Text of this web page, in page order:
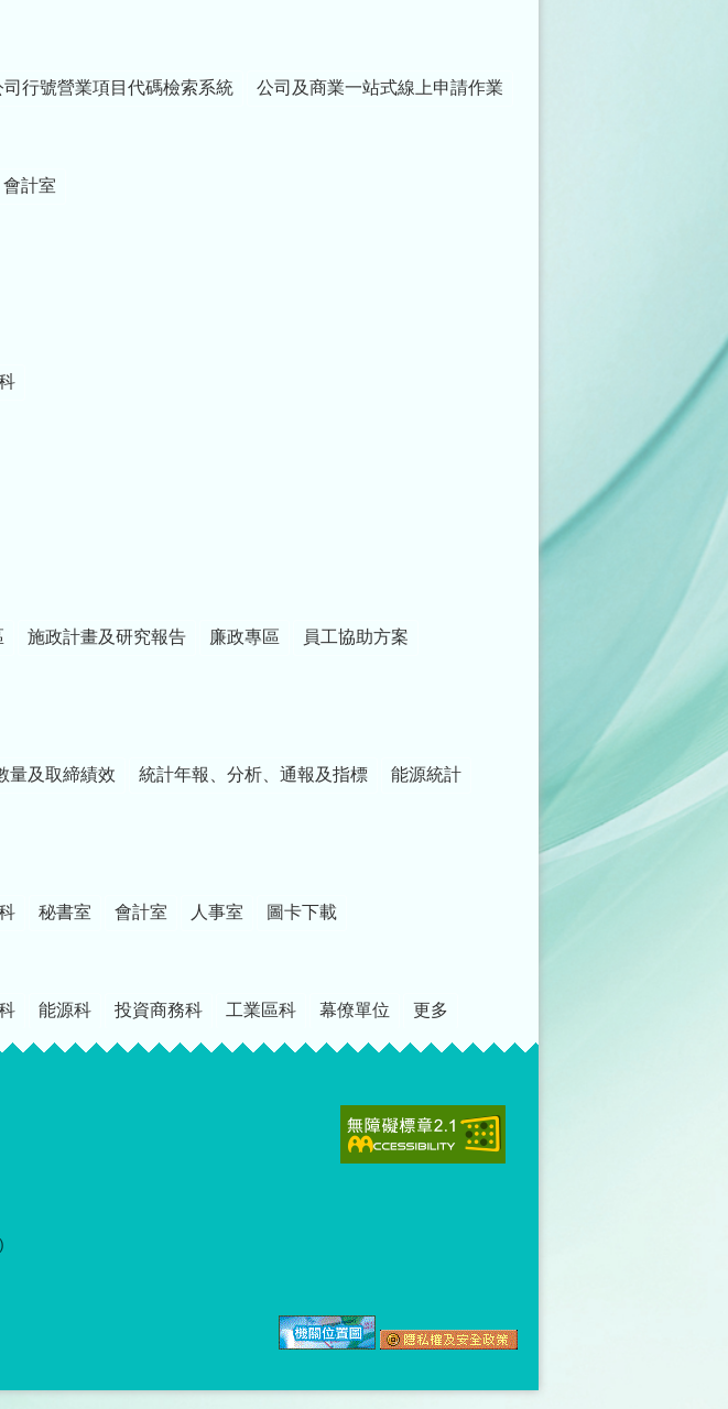
司行號營業項目代碼檢索系統 公司及商業一站式線上申請作業
會計室
施政計畫及研究報告 廉政專區 員工協助方案
量及取締績效 統計年報、分析、通報及指標 能源統計
秘書室 會計室 人事室 圖卡下載
能源科 投資商務科 工業區科 幕僚單位 更多